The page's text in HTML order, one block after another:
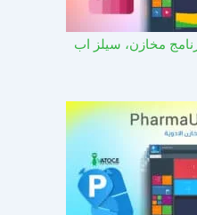
مخازن، سيلز اب